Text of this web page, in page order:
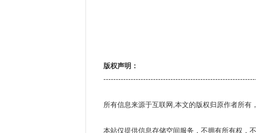
版权声明：
所有信息来源于互联网,本文的版权归原作者所有
本站仅提供信息存储空间服务，不拥有所有权，